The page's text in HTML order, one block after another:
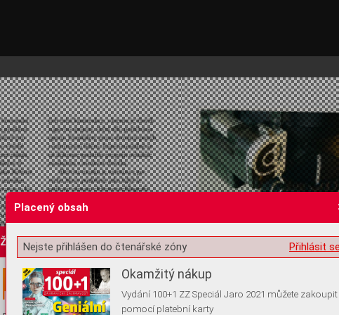
Žádost o souhlas s ukládáním volitelných informací
Placený obsah
Přihlásit
Nejste přihlášen do čtenářské zóny
Okamžitý nákup
Vydání 100+1 ZZ Speciál Jaro 2021 můžete zakoupit
pomocí platební karty